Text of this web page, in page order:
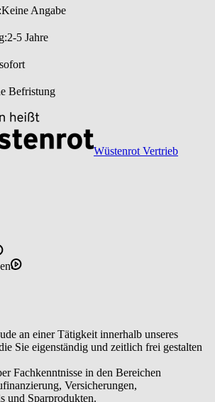
Keine Angabe
2-5 Jahre
Befristung
Wüstenrot Vertrieb
an einer Tätigkeit innerhalb unseres
Sie eigenständig und zeitlich frei gestalten
Fachkenntnisse in den Bereichen
Versicherungen,
und Sparprodukten.